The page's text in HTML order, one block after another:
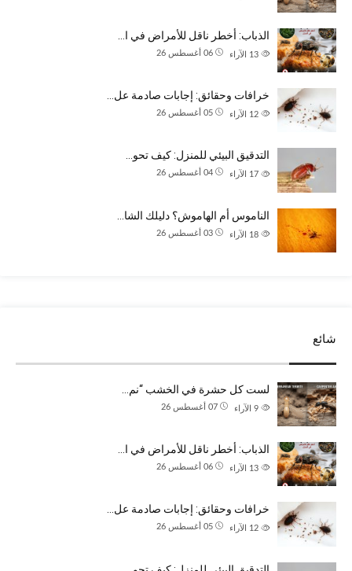
الذباب: أخطر ناقل للأمراض في ا…
06 أغسطس 26 الآراء
خرافات وحقائق: إجابات صادمة عل…
05 أغسطس 26 الآراء
التدقيق البيئي للمنزل: كيف تحو…
04 أغسطس 26 الآراء
الناموس أم الهاموش؟ دليلك الشا…
03 أغسطس 26 الآراء
شائع
لست كل حشرة في الخشب “نم…
07 أغسطس 26 الآراء
الذباب: أخطر ناقل للأمراض في ا…
06 أغسطس 26 الآراء
خرافات وحقائق: إجابات صادمة عل…
05 أغسطس 26 الآراء